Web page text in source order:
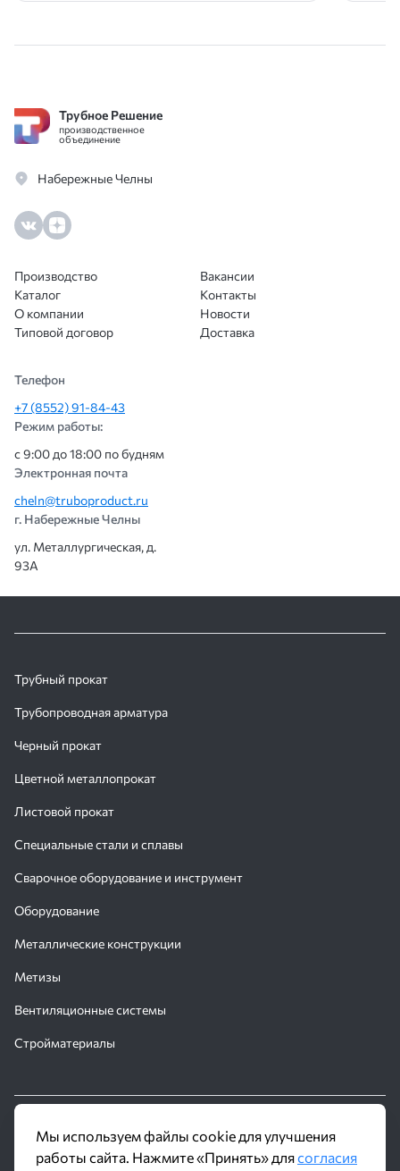
Трубное Решение
производственное
объединение
Набережные Челны
Производство
Каталог
О компании
Типовой договор
Вакансии
Контакты
Новости
Доставка
Телефон
+7 (8552) 91-84-43
Режим работы:
с 9:00 до 18:00 по будням
Электронная почта
cheln@truboproduct.ru
г. Набережные Челны
ул. Металлургическая, д.
93А
Трубный прокат
Трубопроводная арматура
Черный прокат
Цветной металлопрокат
Листовой прокат
Специальные стали и сплавы
Сварочное оборудование и инструмент
Оборудование
Металлические конструкции
Метизы
Вентиляционные системы
Стройматериалы
© 2016 - 2026 Производственное объединение «Трубное
Решение»
Мы используем файлы cookie для улучшения
работы сайта. Нажмите «Принять» длясогласия